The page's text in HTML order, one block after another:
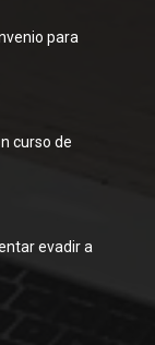
para
curso de
evadir a